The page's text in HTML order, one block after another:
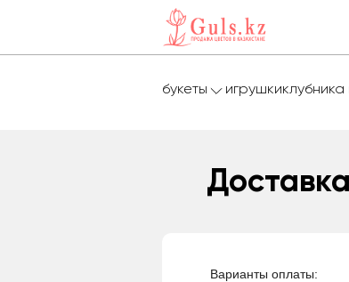
букеты игрушки
Варианты оплаты: